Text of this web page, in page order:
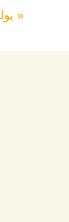
«